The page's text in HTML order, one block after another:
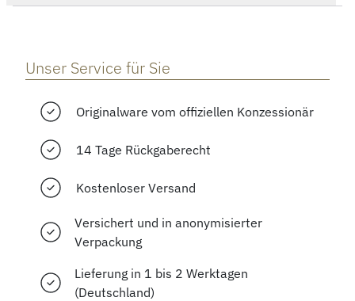
Unser Service für Sie
Originalware vom offiziellen Konzessionär
14 Tage Rückgaberecht
Kostenloser Versand
Versichert und in anonymisierter
Verpackung
Lieferung in 1 bis 2 Werktagen
(Deutschland)